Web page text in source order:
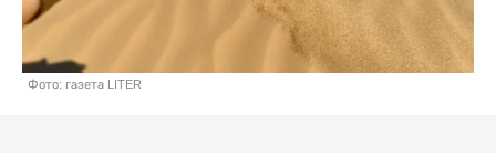
Фото: газета LITER